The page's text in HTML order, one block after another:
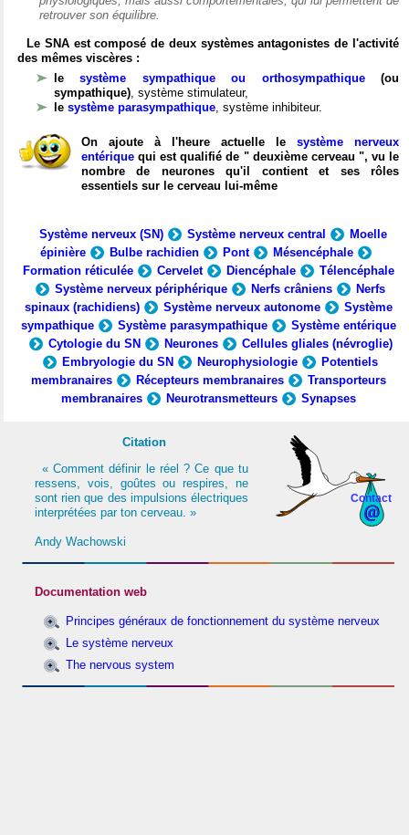
retrouver son équilibre.
Le SNA est composé de deux systèmes antagonistes de l'activité
des mêmes viscères :
lesystème sympathique ou orthosympathique(ou
sympathique), système stimulateur,
le système parasympathique, système inhibiteur.
On ajoute à l'heure actuelle le système nerveux
entérique qui est qualifié de " deuxième cerveau ", vu le
nombre de neurones qu'il contient et ses rôles
essentiels sur le cerveau lui-même
Système nerveux (SN) Système nerveux central
Moelle
épinière
Bulbe rachidien Pont
Mésencéphale
Formation réticulée
Cervelet Diencéphale
Télencéphale
Système nerveux périphérique
Nerfs crâniens
Nerfs
spinaux (rachidiens)
Système nerveux autonome
Système
sympathique
Système parasympathique
Système entérique
Cytologie du SN
Neurones
Cellules gliales (névroglie)
Embryologie du SN
Neurophysiologie
Potentiels
membranaires
Récepteurs membranaires
Transporteurs
membranaires
Neurotransmetteurs Synapses
Contact
Citation
« Comment définir le réel ? Ce que tu
ressens, vois, goûtes ou respires, ne
sont rien que des impulsions électriques
interprétées par ton cerveau. »
Andy Wachowski
Documentation web
Principes généraux de fonctionnement du système nerveux
Le système nerveux
The nervous system